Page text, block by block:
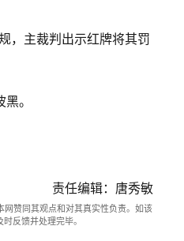
，主裁判出示红牌将其罚
。
责任编辑：唐秀敏
赞同其观点和对其真实性负责。如该
反馈并处理完毕。